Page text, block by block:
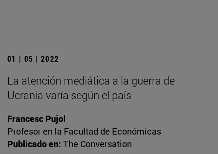
01 | 05 | 2022
La atención mediática a la guerra de
Ucrania varía según el país
Francesc Pujol
Profesor en la Facultad de Económicas
Publicado en: The Conversation